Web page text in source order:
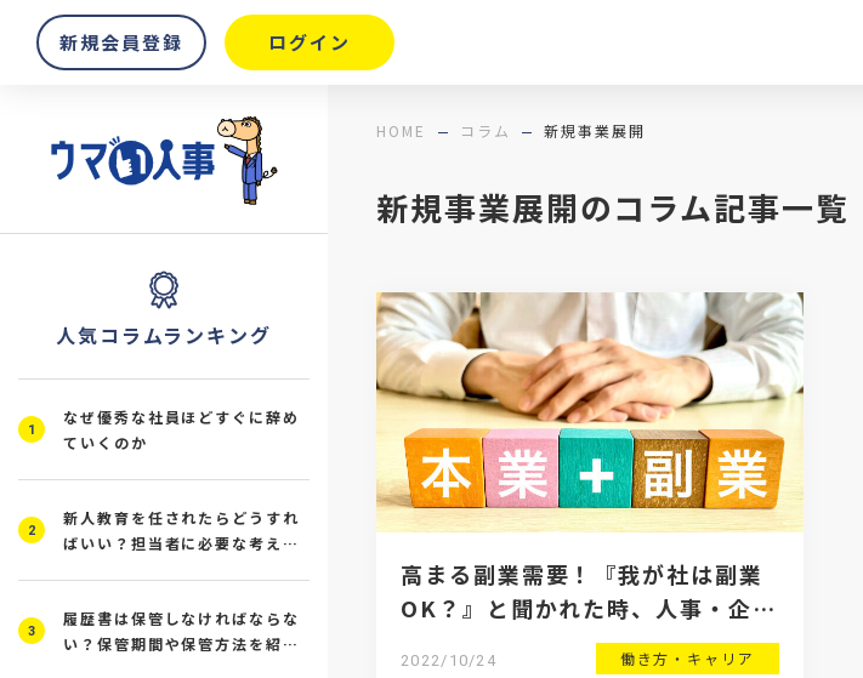
新規会員登録 ログイン
HOME コラム 新規事業展開
新規事業展開のコラム記事一覧
高まる副業需要！『我が社は副業
OK？』と聞かれた時、人事・企業
が取るべき対応とは？
2022/10/24 働き方・キャリア
人気コラムランキング
1
なぜ優秀な社員ほどすぐに辞め
ていくのか
2
新人教育を任されたらどうすれ
ばいい？担当者に必要な考え方
3
履歴書は保管しなければならな
い？保管期間や保管方法を紹